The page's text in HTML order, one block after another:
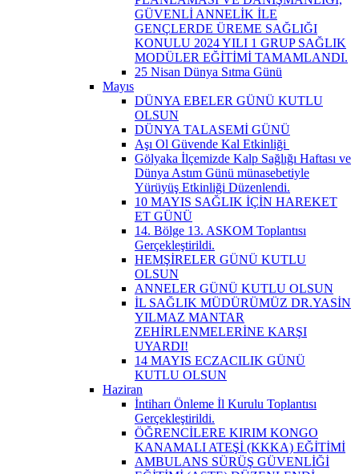
GÜVENLİ ANNELİK İLE
GENÇLERDE ÜREME SAĞLIĞI
KONULU 2024 YILI 1 GRUP SAĞLIK
MODÜLER EĞİTİMİ TAMAMLANDI.
25 Nisan Dünya Sıtma Günü
Mayıs
DÜNYA EBELER GÜNÜ KUTLU
OLSUN
DÜNYA TALASEMİ GÜNÜ
Aşı Ol Güvende Kal Etkinliği ​
Gölyaka İlçemizde Kalp Sağlığı Haftası ve
Dünya Astım Günü münasebetiyle
Yürüyüş Etkinliği Düzenlendi.
10 MAYIS SAĞLIK İÇİN HAREKET
ET GÜNÜ
14. Bölge 13. ASKOM Toplantısı
Gerçekleştirildi.
HEMŞİRELER GÜNÜ KUTLU
OLSUN
ANNELER GÜNÜ KUTLU OLSUN
İL SAĞLIK MÜDÜRÜMÜZ DR.YASİN
YILMAZ MANTAR
ZEHİRLENMELERİNE KARŞI
UYARDI!
14 MAYIS ECZACILIK GÜNÜ
KUTLU OLSUN
Haziran
İntiharı Önleme İl Kurulu Toplantısı
Gerçekleştirildi.
ÖĞRENCİLERE KIRIM KONGO
KANAMALI ATEŞİ (KKKA) EĞİTİMİ
AMBULANS SÜRÜŞ GÜVENLİĞİ